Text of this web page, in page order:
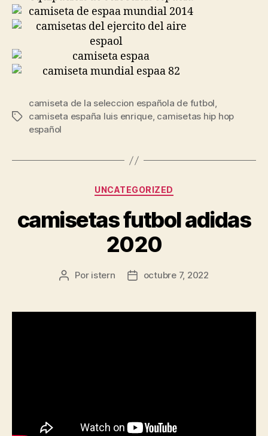
Etiquetas
camiseta de la seleccion española de futbol,
camiseta españa luis enrique, camisetas hip hop
español
Categorías
UNCATEGORIZED
camisetas futbol adidas
2020
Autor
entrada
Por istern
Fecha
entrada
octubre 7, 2022